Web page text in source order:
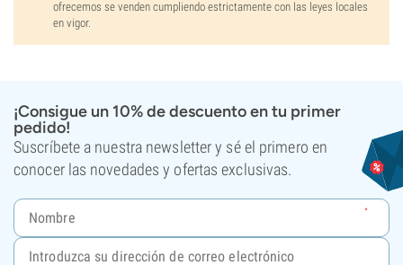
ofrecemos se venden cumpliendo estrictamente con las leyes locales
en vigor.
¡Consigue un 10% de descuento en tu primer
pedido!
Suscríbete a nuestra newsletter y sé el primero en
conocer las novedades y ofertas exclusivas.